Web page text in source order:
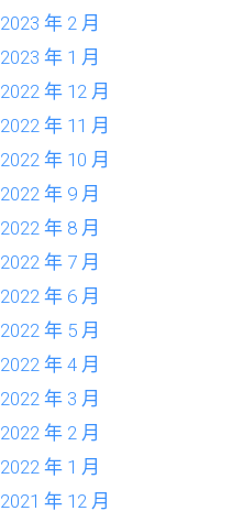
2023 年 2 月
2023 年 1 月
2022 年 12 月
2022 年 11 月
2022 年 10 月
2022 年 9 月
2022 年 8 月
2022 年 7 月
2022 年 6 月
2022 年 5 月
2022 年 4 月
2022 年 3 月
2022 年 2 月
2022 年 1 月
2021 年 12 月